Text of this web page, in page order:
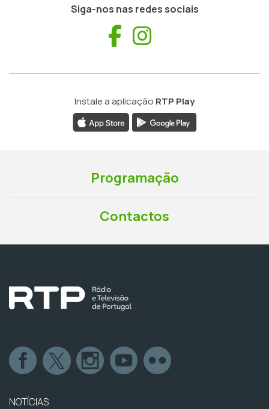
Siga-nos nas redes sociais
Facebook
Instale a aplicação RTP Play
Programação
Contactos
NOTÍCIAS